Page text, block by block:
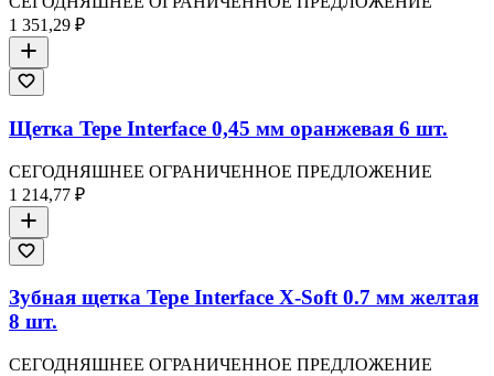
1 351,29 ₽
Щетка Tepe Interface 0,45 мм оранжевая 6 шт.
СЕГОДНЯШНЕЕ ОГРАНИЧЕННОЕ ПРЕДЛОЖЕНИЕ
1 214,77 ₽
Зубная щетка Tepe Interface X-Soft 0.7 мм желтая
8 шт.
СЕГОДНЯШНЕЕ ОГРАНИЧЕННОЕ ПРЕДЛОЖЕНИЕ